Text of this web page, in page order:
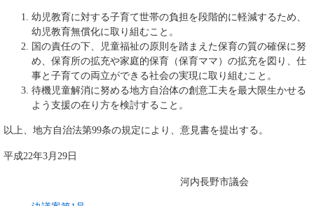
幼児教育に対する子育て世帯の負担を段階的に軽減するため、
幼児教育無償化に取り組むこと。
国の責任の下、児童福祉の原則を踏まえた保育の質の確保に努
め、保育所の拡充や家庭的保育（保育ママ）の拡充を図り、仕
事と子育ての両立ができる社会の実現に取り組むこと。
待機児童解消に努める地方自治体の創意工夫を最大限生かせる
よう支援の在り方を検討すること。
以上、地方自治法第99条の規定により、意見書を提出する。
平成22年3月29日
河内長野市議会